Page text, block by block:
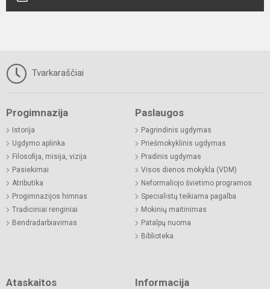
Tvarkaraščiai
Progimnazija
Istorija
Ugdymo aplinka
Filosofija, misija, vizija
Pasiekimai
Atributika
Progimnazijos himnas
Tradiciniai renginiai
Bendradarbiavimas
Paslaugos
Pagrindinis ugdymas
Priešmokyklinis ugdymas
Pradinis ugdymas
Visos dienos mokykla (VDM)
Neformaliojo švietimo programos
Specialistų teikiama pagalba
Mokinių maitinimas
Patalpų nuoma
Biblioteka
Ataskaitos Informacija